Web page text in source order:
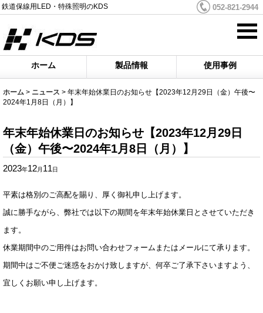
鉄道保線用LED・特殊照明のKDS 052-821-2944
ホーム 製品情報 使用事例
ホーム > ニュース > 年末年始休業日のお知らせ【2023年12月29日（金）午後〜
2024年1月8日（月）】
年末年始休業日のお知らせ【2023年12月29日
（金）午後〜2024年1月8日（月）】
2023年12月 11日
平素は格別のご高配を賜り、厚く御礼申し上げます。
誠に勝手ながら、弊社では以下の期間を年末年始休業日とさせていただき
ます。
休業期間中のご用件はお問い合わせフォームまたはメールにて承ります。
期間中はご不便ご迷惑をおかけ致しますが、何卒ご了承下さいますよう、
宜しくお願い申し上げます。